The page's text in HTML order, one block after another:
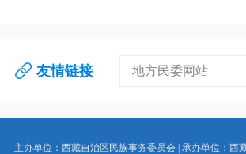
友情链接 地方民委网站
主办单位：西藏自治区民族事务委员会 | 承办单位：西